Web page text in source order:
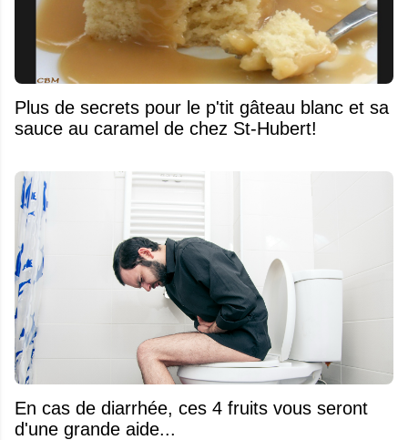
Plus de secrets pour le p'tit gâteau blanc et sa
sauce au caramel de chez St-Hubert!
En cas de diarrhée, ces 4 fruits vous seront
d'une grande aide...